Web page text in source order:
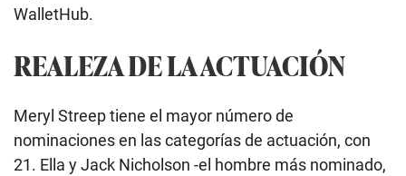
WalletHub.
REALEZA DE LA ACTUACIÓN
Meryl Streep tiene el mayor número de
nominaciones en las categorías de actuación, con
21. Ella y Jack Nicholson -el hombre más nominado,